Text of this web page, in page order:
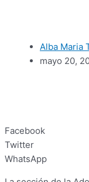
Alba Maria
mayo 20,
Facebook
Twitter
WhatsApp